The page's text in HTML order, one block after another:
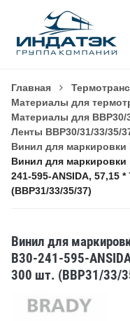
Главная
Материалы для
Материалы для BBP30/
Ленты BBP30/31/33/35/
Винил для маркировки
Винил для
241-595-ANSIDA, 57,15
(BBP31/33/35/37)
Винил для
B30-241-595-
300 шт. (BBP31/33/